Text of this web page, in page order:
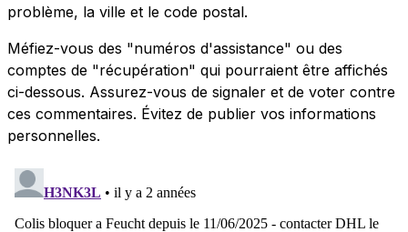
problème, la ville et le code postal.
Méfiez-vous des "numéros d'assistance" ou des
comptes de "récupération" qui pourraient être affichés
ci-dessous. Assurez-vous de signaler et de voter contre
ces commentaires. Évitez de publier vos informations
personnelles.